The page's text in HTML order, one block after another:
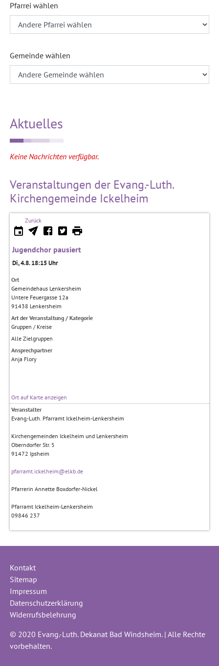
Pfarrei wählen
Gemeinde wählen
Aktuelles
Keine Nachrichten verfügbar.
Veranstaltungen der Evang.-Luth.
Kirchengemeinde Ickelheim
Zurück
Jugendchor pausiert
Di, 4.8. 18:15 Uhr
Ort
Gemeindehaus Lenkersheim
Untere Feuergasse 12a
91438 Lenkersheim
Art der Veranstaltung / Kategorie
Gruppen / Kreise
Alle Zielgruppen
Ansprechpartner
Anja Flory
Ort auf Karte anzeigen
Veranstalter
Evang.-Luth. Pfarramt Ickelheim-Lenkersheim
Kirchengemeinden Ickelheim und Lenkersheim
Oberndorfer Str. 5
91472 Ipsheim
pfarramt.ickelheim@elkb.de
Pfarrerin Annette Boxdorfer-Nickel
Pfarramt Ickelheim-Lenkersheim
09846 237
Kontakt
Sitemap
Impressum
Datenschutzerklärung
Widerrufsbelehrung
© 2020 Evang.-Luth. Dekanat Bad Windsheim. | Alle Rechte
vorbehalten.